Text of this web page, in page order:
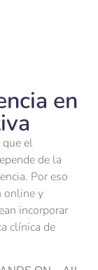
en
que el
de la
Por eso
online y
incorporar
clínica de